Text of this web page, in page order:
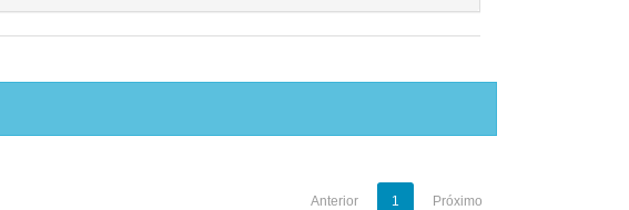
Anterior 1 Próximo